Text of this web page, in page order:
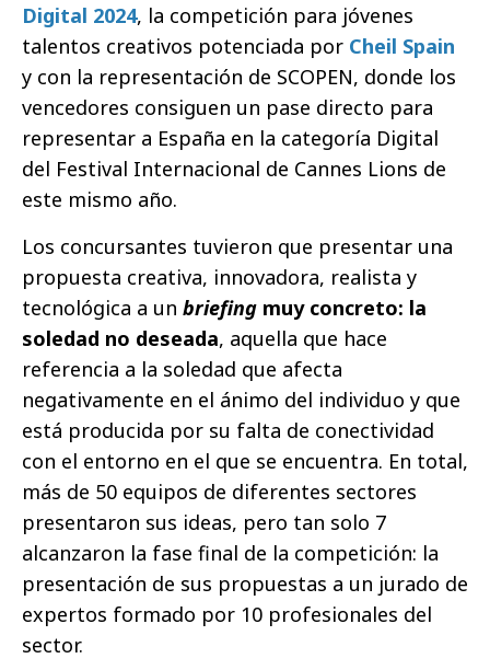
Digital 2024, la competición para jóvenes
talentos creativos potenciada por Cheil Spain
y con la representación de SCOPEN, donde los
vencedores consiguen un pase directo para
representar a España en la categoría Digital
del Festival Internacional de Cannes Lions de
este mismo año.
Los concursantes tuvieron que presentar una
propuesta creativa, innovadora, realista y
tecnológica a un briefing muy concreto: la
soledad no deseada, aquella que hace
referencia a la soledad que afecta
negativamente en el ánimo del individuo y que
está producida por su falta de conectividad
con el entorno en el que se encuentra. En total,
más de 50 equipos de diferentes sectores
presentaron sus ideas, pero tan solo 7
alcanzaron la fase final de la competición: la
presentación de sus propuestas a un jurado de
expertos formado por 10 profesionales del
sector.